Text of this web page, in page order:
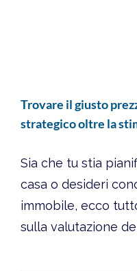
Trovare il giusto
strategico oltre la
Sia che tu stia
casa o desideri
immobile, ecco
sulla valutazione